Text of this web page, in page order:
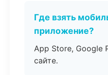
Где взять
приложение?
App Store, Google
сайте.